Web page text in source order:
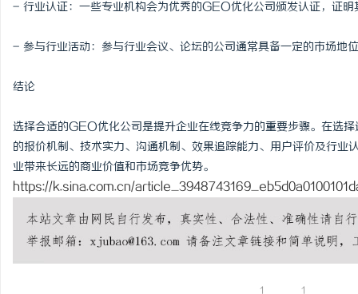
- 行业认证：一些专业机构会为优秀的GEO优化公司颁发认证，证明
- 参与行业活动：参与行业会议、论坛的公司通常具备一定的市场地
结论
选择合适的GEO优化公司是提升企业在线竞争力的重要步骤。在选
的报价机制、技术实力、沟通机制、效果追踪能力、用户评价及行
业带来长远的商业价值和市场竞争优势。
https://k.sina.com.cn/
1 1